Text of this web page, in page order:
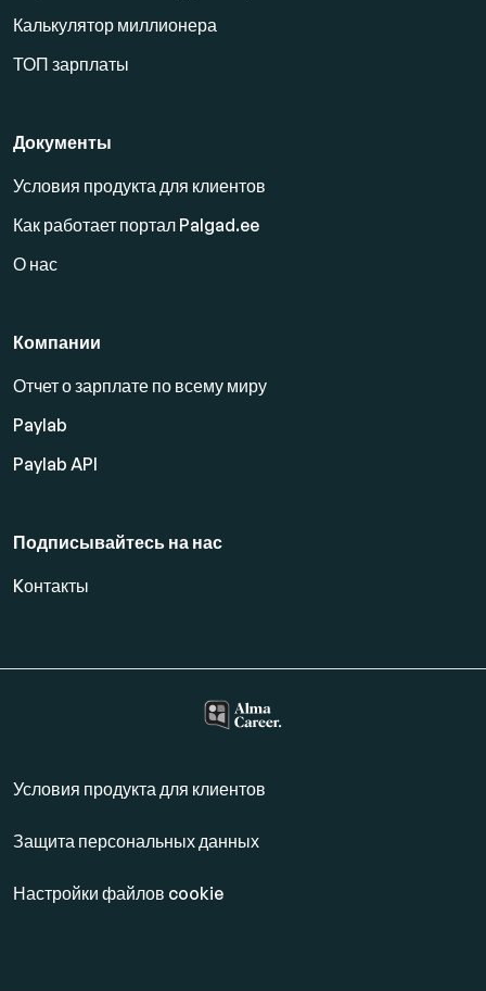
Калькулятор миллионера
ТОП зарплаты
Документы
Условия продукта для клиентов
Как работает портал Palgad.ee
О нас
Компании
Отчет о зарплате по всему миру
Paylab
Paylab API
Подписывайтесь на нас
Kонтакты
Условия продукта для клиентов
Защита персональных данных
Настройки файлов cookie